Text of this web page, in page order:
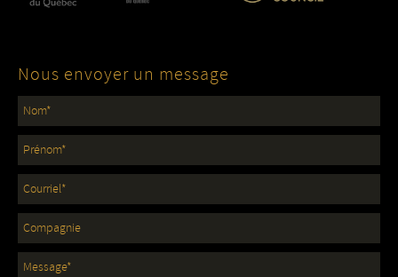
Nous envoyer un message